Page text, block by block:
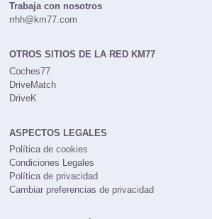
Trabaja con nosotros
rrhh@km77.com
OTROS SITIOS DE LA RED KM77
Coches77
DriveMatch
DriveK
ASPECTOS LEGALES
Política de cookies
Condiciones Legales
Política de privacidad
Cambiar preferencias de privacidad